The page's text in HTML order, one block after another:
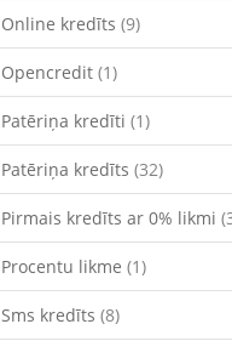
Online kredīts (9)
Opencredit (1)
Patēriņa kredīti (1)
Patēriņa kredīts (32)
Pirmais kredīts ar 0% likmi
Procentu likme (1)
Sms kredīts (8)